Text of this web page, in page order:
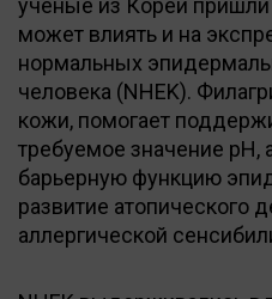
ученые из Кореи
может влиять и на
нормальных
человека (NHEK).
кожи, помогает
требуемое значение рН,
барьерную функцию
развитие атопического
аллергической